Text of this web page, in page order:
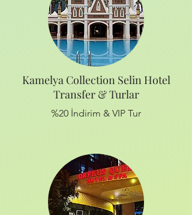
Kamelya Collection Selin Hotel
Transfer & Turlar
%20 İndirim & VIP Tur